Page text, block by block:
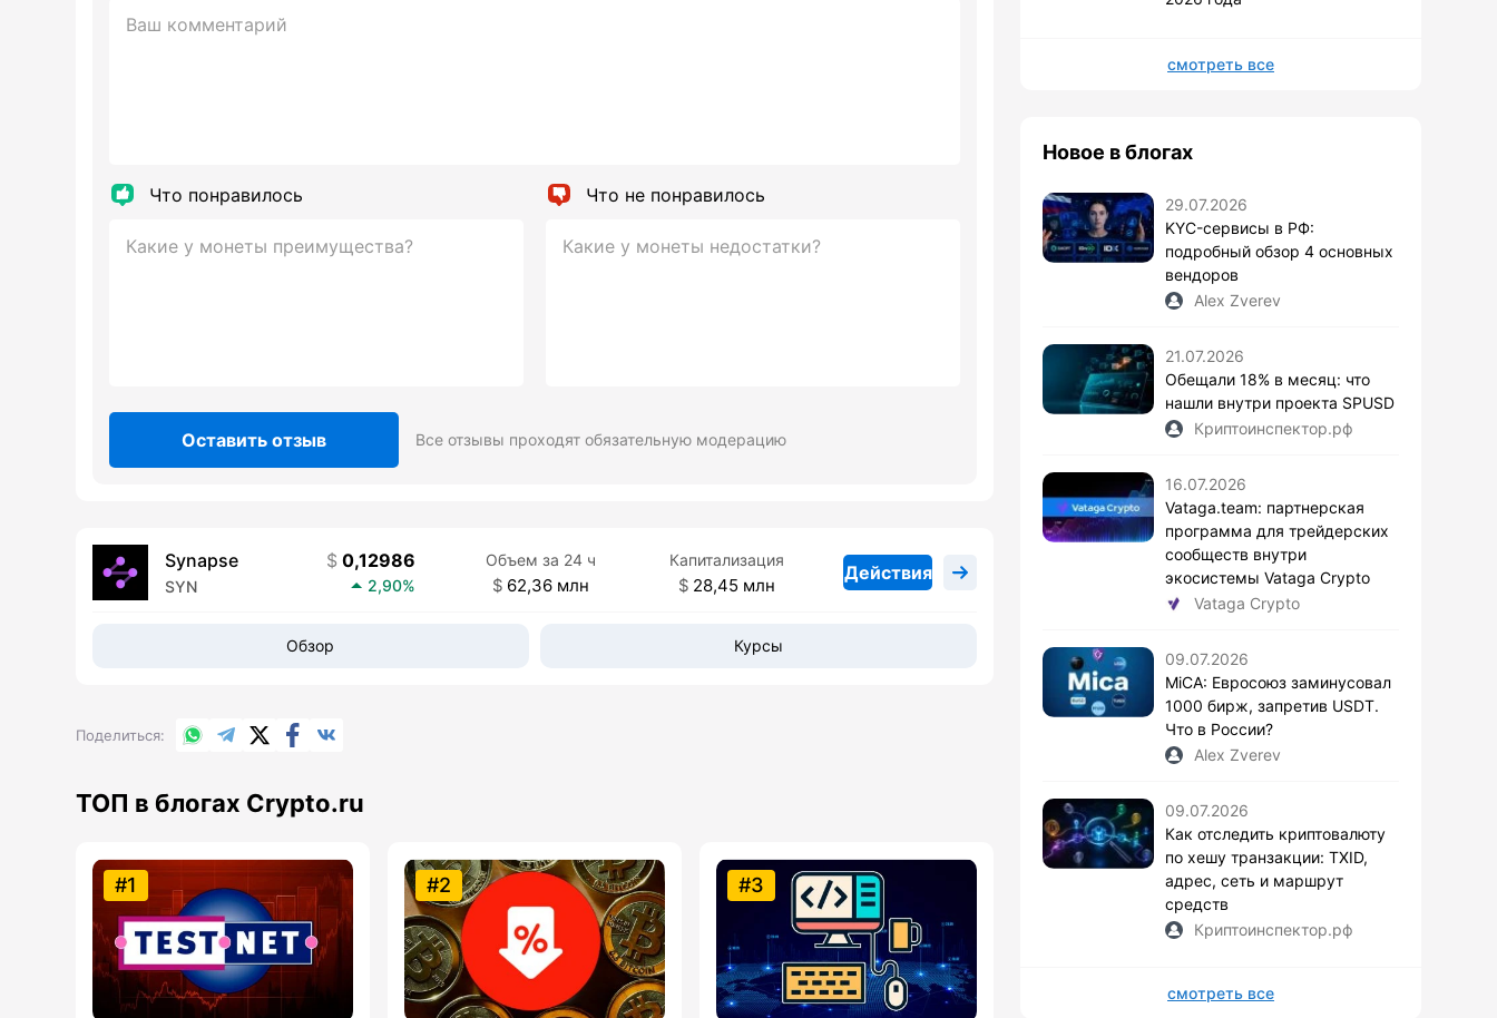
Что понравилось Что не понравилось
Оставить отзыв Все отзывы проходят обязательную модерацию
Synapse
SYN
0,12986
2,90%
Объем за 24 ч
62,36 млн
Капитализация
28,45 млн
Действия
Обзор Курсы
Поделиться WhatsApp
TelegramX.comFacebook
ТОП в блогах Crypto.ru
#1 #2 #3
смотреть все
Новое в блогах
29.07.2026
KYC-сервисы в РФ:
подробный обзор 4 основных
вендоров
Alex Zverev
21.07.2026
Обещали 18% в месяц: что
нашли внутри проекта SPUSD
Криптоинспектор.рф
16.07.2026
Vataga.team: партнерская
программа для трейдерских
сообществ внутри
экосистемы Vataga Crypto
Vataga Crypto
09.07.2026
MiCA: Евросоюз заминусовал
1000 бирж, запретив USDT.
Что в России?
Alex Zverev
09.07.2026
Как отследить криптовалюту
по хешу транзакции: TXID,
адрес, сеть и маршрут
средств
Криптоинспектор.рф
смотреть все